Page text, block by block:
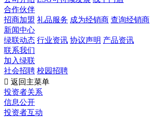
合作伙伴
招商加盟 礼品服务 成为经销商 查询经销商
新闻中心
绿联动态 行业资讯 协议声明 产品资讯
联系我们
加入绿联
社会招聘 校园招聘
 返回主菜单
投资者关系
信息公开
投资者互动